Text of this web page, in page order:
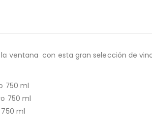
ventana con esta gran selección de
750 ml
750 ml
750 ml